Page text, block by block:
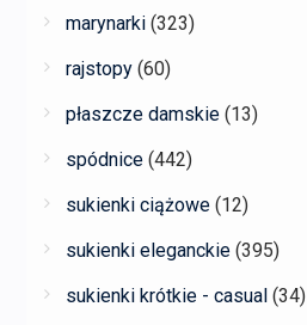
marynarki (323)
rajstopy (60)
płaszcze damskie (13)
spódnice (442)
sukienki ciążowe (12)
sukienki eleganckie (395)
sukienki krótkie - casual (34)